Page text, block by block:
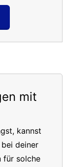
mit
kannst
deiner
für solche